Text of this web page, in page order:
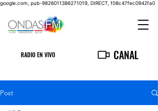
google.com, pub-9826011386271019, DIRECT, f08c47fec0942fa0
RADIO EN VIVO CANAL
Post